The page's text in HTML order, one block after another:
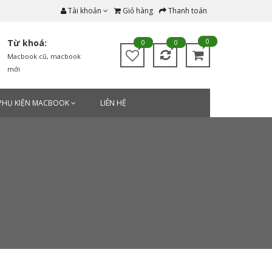
Tài khoản Giỏ hàng Thanh toán
Từ khoá:
Macbook cũ, macbook
mới
0 0 0
KIỆN MACBOOK LIÊN HỆ